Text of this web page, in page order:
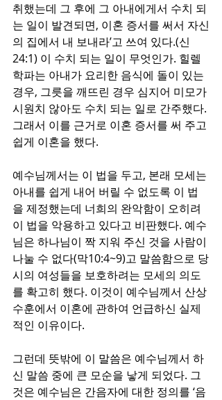
취했는데 그 후에 그 아내에게서 수치 되
는 일이 발견되면, 이혼 증서를 써서 자신
의 집에서 내 보내라’고 쓰여 있다.(신
24:1) 이 수치 되는 일이 무엇인가. 힐렐
학파는 아내가 요리한 음식에 돌이 있는
경우, 그릇을 깨뜨린 경우 심지어 미모가
시원치 않아도 수치 되는 일로 간주했다.
그래서 이를 근거로 이혼 증서를 써 주고
쉽게 이혼을 했다.
예수님께서는 이 법을 두고, 본래 모세는
아내를 쉽게 내어 버릴 수 없도록 이 법
을 제정했는데 너희의 완악함이 오히려
이 법을 악용하고 있다고 비판했다. 예수
님은 하나님이 짝 지워 주신 것을 사람이
나눌 수 없다(막10:4~9)고 말씀함으로 당
시의 여성들을 보호하려는 모세의 의도
를 확고히 했다. 이것이 예수님께서 산상
수훈에서 이혼에 관하여 언급하신 실제
적인 이유이다.
그런데 뜻밖에 이 말씀은 예수님께서 하
신 말씀 중에 큰 모순을 낳게 되었다. 그
것은 예수님은 간음자에 대한 정의를 ‘음